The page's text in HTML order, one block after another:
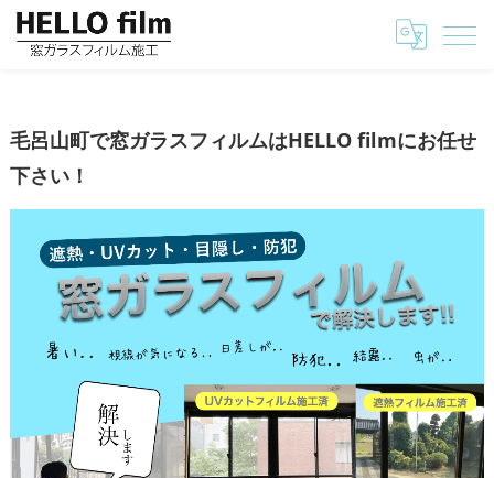
毛呂山町で窓ガラスフィルムはHELLO filmにお任せ
毛呂山町で窓ガラスフィルムはHELLO filmにお任せ
下さい！